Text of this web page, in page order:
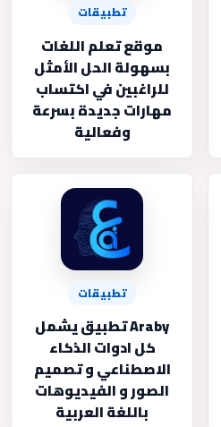
تطبيقات
موقع تعلم اللغات
بسهولة الحل الأمثل
للراغبين في اكتساب
مهارات جديدة بسرعة
وفعالية
تطبيقات
Araby تطبيق يشمل
كل ادوات الذكاء
الاصطناعي و تصميم
الصور و الفيديوهات
باللغة العربية